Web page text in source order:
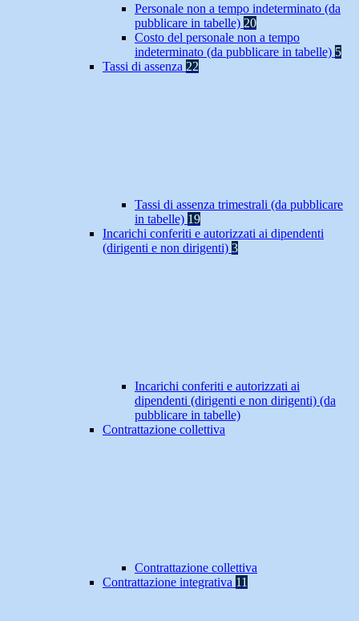
Personale non a tempo indeterminato (da
pubblicare in tabelle) 20
Costo del personale non a tempo
indeterminato (da pubblicare in tabelle) 5
Tassi di assenza 22
Tassi di assenza trimestrali (da pubblicare
in tabelle) 19
Incarichi conferiti e autorizzati ai dipendenti
(dirigenti e non dirigenti) 3
Incarichi conferiti e autorizzati ai
dipendenti (dirigenti e non dirigenti) (da
pubblicare in tabelle)
Contrattazione collettiva
Contrattazione collettiva
Contrattazione integrativa 11